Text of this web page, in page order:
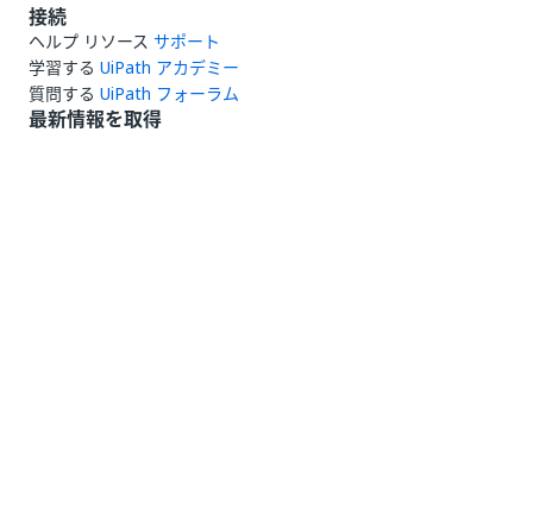
接続
ヘルプ リソース サポート
学習する UiPath アカデミー
質問する UiPath フォーラム
最新情報を取得